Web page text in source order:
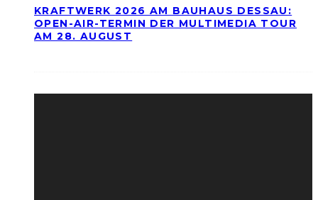
KRAFTWERK 2026 AM BAUHAUS DESSAU:
OPEN-AIR-TERMIN DER MULTIMEDIA TOUR
AM 28. AUGUST